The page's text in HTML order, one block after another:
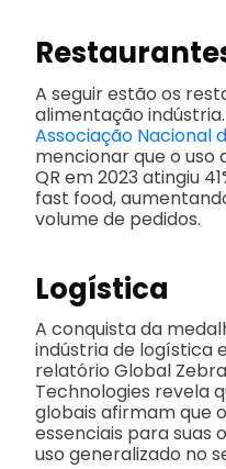
A seguir estão os
alimentação
Associação Nacional
mencionar que o
QR em 2023 atingiu
fast food,
volume de pedidos.
Logística
A conquista da
indústria de logística
relatório Global
Technologies revela
globais afirmam que
essenciais para suas
uso generalizado no